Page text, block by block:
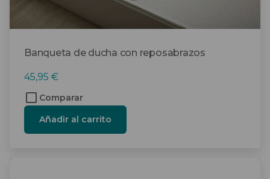
Banqueta de ducha con reposabrazos
45,95 €
Comparar
Añadir al carrito